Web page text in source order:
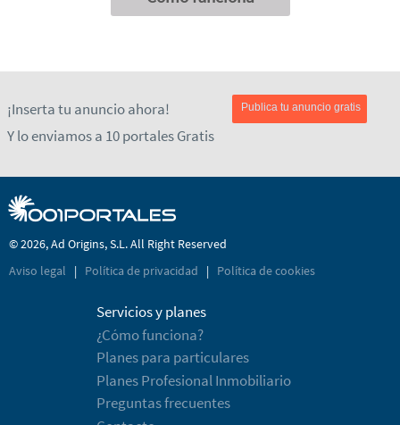
¡Inserta tu anuncio ahora!
Y lo enviamos a 10 portales Gratis
Publica tu anuncio gratis
© 2026, Ad Origins, S.L. All Right Reserved
Aviso legal
| Política de privacidad | Política de cookies
Servicios y planes
¿Cómo funciona?
Planes para particulares
Planes Profesional Inmobiliario
Preguntas frecuentes